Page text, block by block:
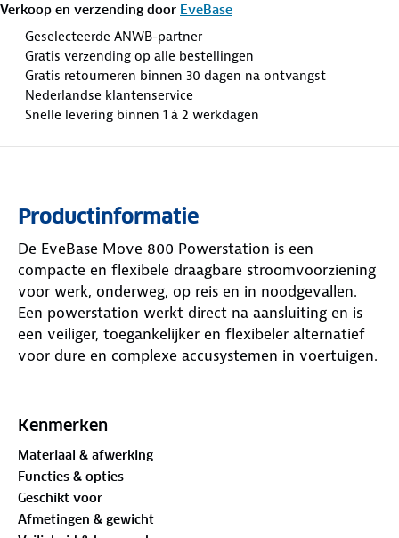
Verkoop en verzending door EveBase
Geselecteerde ANWB-partner
Gratis verzending op alle bestellingen
Gratis retourneren binnen 30 dagen na ontvangst
Nederlandse klantenservice
Snelle levering binnen 1 á 2 werkdagen
Productinformatie
De EveBase Move 800 Powerstation is een
compacte en flexibele draagbare stroomvoorziening
voor werk, onderweg, op reis en in noodgevallen.
Een powerstation werkt direct na aansluiting en is
een veiliger, toegankelijker en flexibeler alternatief
voor dure en complexe accusystemen in voertuigen.
apps. Dat betekent geen accounts en geen tracking.
verzamelen persoonlijke gegevens. Sommige kunnen
zelfs jouw locatie volgen. Deze Powerstation
verzamelt geen gegevens. Zo simpel is het.
Kenmerken
Materiaal & afwerking
Functies & opties
Geschikt voor
Afmetingen & gewicht